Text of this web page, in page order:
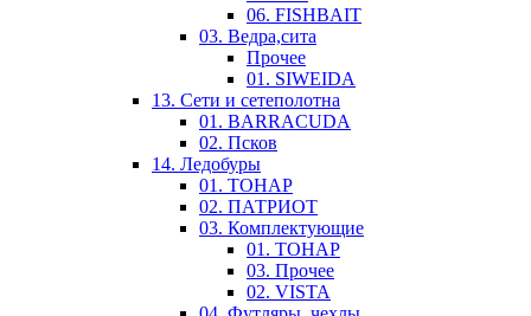
06. FISHBAIT
03. Ведра,сита
Прочее
01. SIWEIDA
13. Сети и сетеполотна
01. BARRACUDA
02. Псков
14. Ледобуры
01. ТОНАР
02. ПАТРИОТ
03. Комплектующие
01. ТОНАР
03. Прочее
02. VISTA